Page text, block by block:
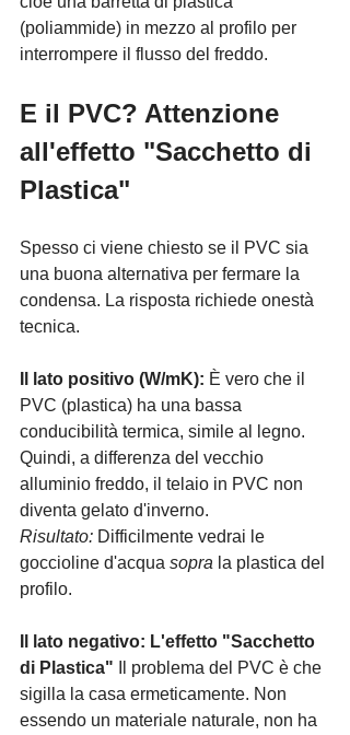
(poliammide) in mezzo al profilo per
interrompere il flusso del freddo.
E il PVC? Attenzione
all'effetto "Sacchetto di
Plastica"
Spesso ci viene chiesto se il PVC sia
una buona alternativa per fermare la
condensa. La risposta richiede onestà
tecnica.
Il lato positivo (W/mK): È vero che il
PVC (plastica) ha una bassa
conducibilità termica, simile al legno.
Quindi, a differenza del vecchio
alluminio freddo, il telaio in PVC non
diventa gelato d'inverno.
Risultato: Difficilmente vedrai le
goccioline d'acqua sopra la plastica del
profilo.
Il lato negativo: L'effetto "Sacchetto
di Plastica" Il problema del PVC è che
sigilla la casa ermeticamente. Non
essendo un materiale naturale, non ha